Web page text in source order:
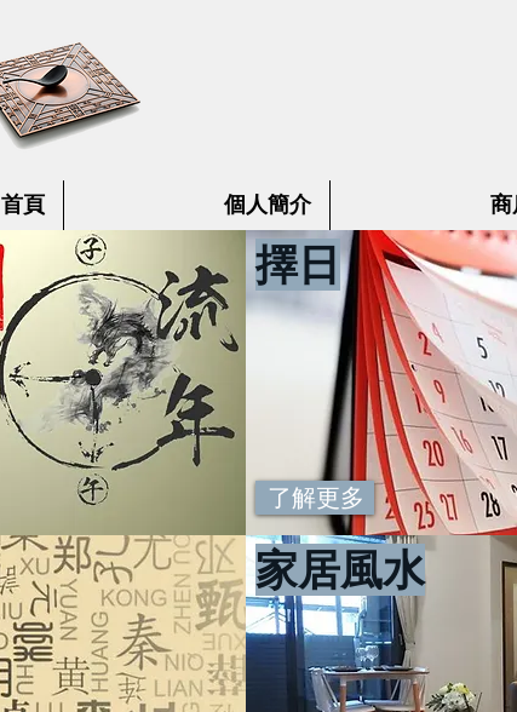
首頁 個人簡介 商
擇日
了解更多
家居風水